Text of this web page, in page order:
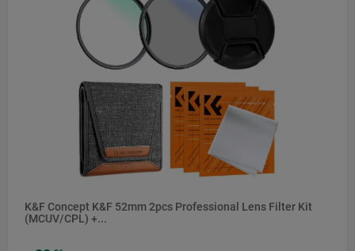
K&F Concept K&F 52mm 2pcs Professional Lens Filter Kit
(MCUV/CPL) +...